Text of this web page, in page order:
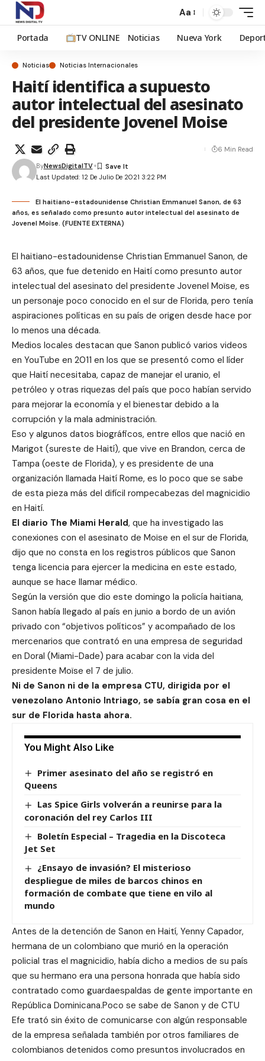
Aa
Portada TV ONLINE Noticias Nueva York
Noticias Noticias Internacionales
Haití identifica a supuesto
autor intelectual del asesinato
del presidente Jovenel Moise
Last Updated: 12 De Julio De 2021 3:22 PM
ByNewsDigitalTV
6 Min Read
El haitiano-estadounidense Christian Emmanuel Sanon, de 63
años, es señalado como presunto autor intelectual del asesinato de
Jovenel Moïse. (FUENTE EXTERNA)
El haitiano-estadounidense Christian Emmanuel Sanon, de
63 años, que fue detenido en Haití como presunto autor
intelectual del asesinato del presidente Jovenel Moïse, es
un personaje poco conocido en el sur de Florida, pero tenía
aspiraciones políticas en su país de origen desde hace por
lo menos una década.
Medios locales destacan que Sanon publicó varios videos
en YouTube en 2011 en los que se presentó como el líder
que Haití necesitaba, capaz de manejar el uranio, el
petróleo y otras riquezas del país que poco habían servido
para mejorar la economía y el bienestar debido a la
corrupción y la mala administración.
Eso y algunos datos biográficos, entre ellos que nació en
Marigot (sureste de Haití), que vive en Brandon, cerca de
Tampa (oeste de Florida), y es presidente de una
organización llamada Haití Rome, es lo poco que se sabe
de esta pieza más del difícil rompecabezas del magnicidio
en Haití.
El diario The Miami Herald, que ha investigado las
conexiones con el asesinato de Moïse en el sur de Florida,
dijo que no consta en los registros públicos que Sanon
tenga licencia para ejercer la medicina en este estado,
aunque se hace llamar médico.
Según la versión que dio este domingo la policía haitiana,
Sanon había llegado al país en junio a bordo de un avión
privado con “objetivos políticos” y acompañado de los
mercenarios que contrató en una empresa de seguridad
en Doral (Miami-Dade) para acabar con la vida del
presidente Moïse el 7 de julio.
Ni de Sanon ni de la empresa CTU, dirigida por el
venezolano Antonio Intriago, se sabía gran cosa en el
sur de Florida hasta ahora.
You Might Also Like
Primer asesinato del año se registró en
Queens
Las Spice Girls volverán a reunirse para la
coronación del rey Carlos III
Boletín Especial – Tragedia en la Discoteca
Jet Set
¿Ensayo de invasión? El misterioso
despliegue de miles de barcos chinos en
formación de combate que tiene en vilo al
mundo
Antes de la detención de Sanon en Haití, Yenny Capador,
hermana de un colombiano que murió en la operación
policial tras el magnicidio, había dicho a medios de su país
que su hermano era una persona honrada que había sido
contratado como guardaespaldas de gente importante en
República Dominicana.Poco se sabe de Sanon y de CTU
Efe trató sin éxito de comunicarse con algún responsable
de la empresa señalada también por otros familiares de
colombianos detenidos como presuntos involucrados en